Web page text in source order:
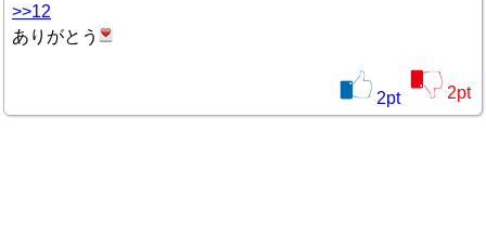
>>12
ありがとう
2pt 2pt